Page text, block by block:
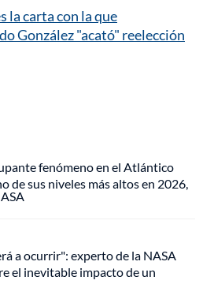
la carta con la que
González "acató" reelección
fenómeno en el Atlántico
de sus niveles más altos en 2026,
a ocurrir": experto de la NASA
el inevitable impacto de un